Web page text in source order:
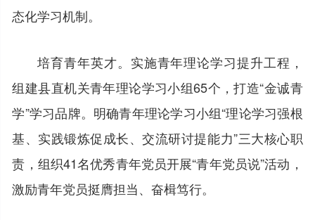
态化学习机制。
培育青年英才。实施青年理论学习提升工程，
组建县直机关青年理论学习小组65个，打造“金诚青
学”学习品牌。明确青年理论学习小组“理论学习强根
基、实践锻炼促成长、交流研讨提能力”三大核心职
责，组织41名优秀青年党员开展“青年党员说”活动，
激励青年党员挺膺担当、奋楫笃行。